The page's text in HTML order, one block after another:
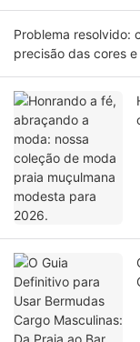
Problema resolvido:
precisão das cores